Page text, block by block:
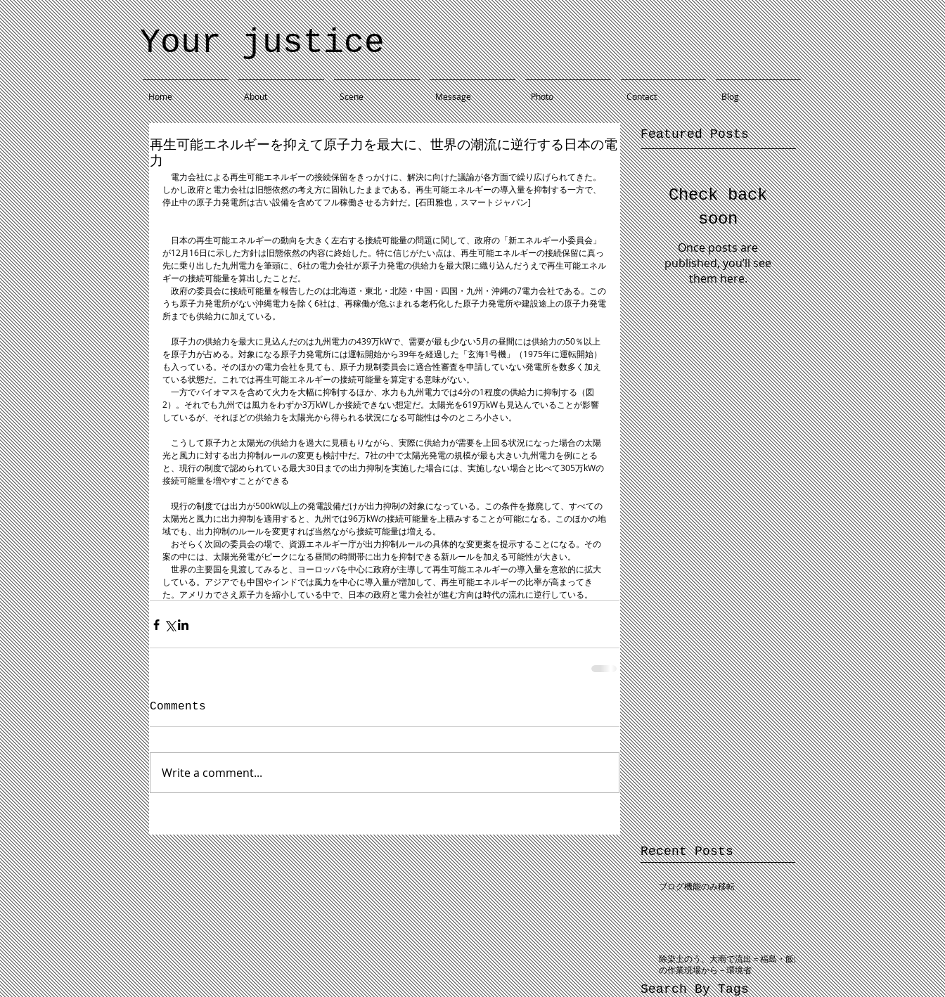
Your justice
Home About Scene Message Photo Contact Blog
再生可能エネルギーを抑えて原子力を最大に、世界の潮流に逆行する日本の電
力
電力会社による再生可能エネルギーの接続保留をきっかけに、解決に向けた議論が各方面で繰り広げられてきた。
しかし政府と電力会社は旧態依然の考え方に固執したままである。再生可能エネルギーの導入量を抑制する一方で、
停止中の原子力発電所は古い設備を含めてフル稼働させる方針だ。[石田雅也，スマートジャパン]
日本の再生可能エネルギーの動向を大きく左右する接続可能量の問題に関して、政府の「新エネルギー小委員会」
が12月16日に示した方針は旧態依然の内容に終始した。特に信じがたい点は、再生可能エネルギーの接続保留に真っ
先に乗り出した九州電力を筆頭に、6社の電力会社が原子力発電の供給力を最大限に織り込んだうえで再生可能エネル
ギーの接続可能量を算出したことだ。
政府の委員会に接続可能量を報告したのは北海道・東北・北陸・中国・四国・九州・沖縄の7電力会社である。この
うち原子力発電所がない沖縄電力を除く6社は、再稼働が危ぶまれる老朽化した原子力発電所や建設途上の原子力発電
所までも供給力に加えている。
原子力の供給力を最大に見込んだのは九州電力の439万kWで、需要が最も少ない5月の昼間には供給力の50％以上
を原子力が占める。対象になる原子力発電所には運転開始から39年を経過した「玄海1号機」（1975年に運転開始）
も入っている。そのほかの電力会社を見ても、原子力規制委員会に適合性審査を申請していない発電所を数多く加え
ている状態だ。これでは再生可能エネルギーの接続可能量を算定する意味がない。
一方でバイオマスを含めて火力を大幅に抑制するほか、水力も九州電力では4分の1程度の供給力に抑制する（図
2）。それでも九州では風力をわずか3万kWしか接続できない想定だ。太陽光を619万kWも見込んでいることが影響
しているが、それほどの供給力を太陽光から得られる状況になる可能性は今のところ小さい。
こうして原子力と太陽光の供給力を過大に見積もりながら、実際に供給力が需要を上回る状況になった場合の太陽
光と風力に対する出力抑制ルールの変更も検討中だ。7社の中で太陽光発電の規模が最も大きい九州電力を例にとる
と、現行の制度で認められている最大30日までの出力抑制を実施した場合には、実施しない場合と比べて305万kWの
接続可能量を増やすことができる
現行の制度では出力が500kW以上の発電設備だけが出力抑制の対象になっている。この条件を撤廃して、すべての
太陽光と風力に出力抑制を適用すると、九州では96万kWの接続可能量を上積みすることが可能になる。このほかの地
域でも、出力抑制のルールを変更すれば当然ながら接続可能量は増える。
おそらく次回の委員会の場で、資源エネルギー庁が出力抑制ルールの具体的な変更案を提示することになる。その
案の中には、太陽光発電がピークになる昼間の時間帯に出力を抑制できる新ルールを加える可能性が大きい。
世界の主要国を見渡してみると、ヨーロッパを中心に政府が主導して再生可能エネルギーの導入量を意欲的に拡大
している。アジアでも中国やインドでは風力を中心に導入量が増加して、再生可能エネルギーの比率が高まってき
た。アメリカでさえ原子力を縮小している中で、日本の政府と電力会社が進む方向は時代の流れに逆行している。
Comments
Write a comment...
Featured Posts
Check back
soon
Once posts are
published, you’ll see
them here.
Recent Posts
Search By Tags
ブログ機能のみ移転
除染土のう、大雨で流出＝福島・飯舘
の作業現場から－環境省